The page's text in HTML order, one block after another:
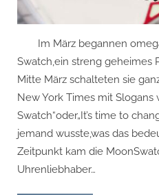
Im März begannen
Swatch,ein streng
Mitte März schalteten sie
New York Times mit Slogans
Swatch“oder„It’s time to
jemand wusste,was das
Zeitpunkt kam die
Uhrenliebhaber…